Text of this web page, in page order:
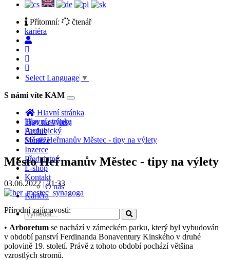
Přítomní:
čtenář
kariéra
Select Language ▼
S námi víte KAM
Toggle
navigation
Hlavní stránka
Tipy na výlety
Archiv
Soutěže
Inzerce
Předplatné
E-shop
Kontakt
O nás
Kariéra
Hlavní stránka
Pardubický
Město Heřmanův Městec - tipy na výlety
Město Heřmanův Městec - tipy na výlety
03.06.2022 | 21:33
Přírodní zajímavosti:
• Arboretum se nachází v zámeckém parku, který byl vybudován
v období panství Ferdinanda Bonaventury Kinského v druhé
polovině 19. století. Právě z tohoto období pochází většina
vzrostlých stromů.